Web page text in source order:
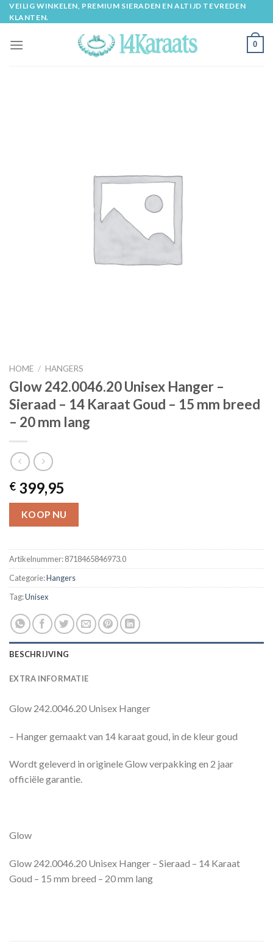
Skip
to
VEILIG WINKELEN, PREMIUM SIERADEN EN ALTIJD TEVREDEN
KLANTEN.
0
HOME / HANGERS
Glow 242.0046.20 Unisex Hanger –
Sieraad – 14 Karaat Goud – 15 mm breed
– 20 mm lang
€ 399,95
KOOP NU
Artikelnummer:8718465846973.0
Categorie:Hangers
Tag:Unisex
BESCHRIJVING
EXTRA INFORMATIE
Glow 242.0046.20 Unisex Hanger
– Hanger gemaakt van 14 karaat goud, in de kleur goud
Wordt geleverd in originele Glow verpakking en 2 jaar
officiële garantie.
Glow
Glow 242.0046.20 Unisex Hanger – Sieraad – 14 Karaat
Goud – 15 mm breed – 20 mm lang